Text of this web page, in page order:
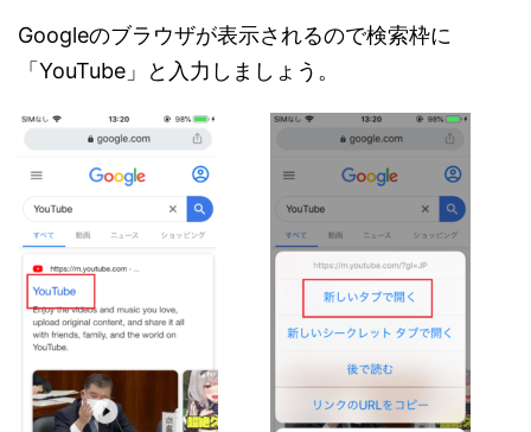
Googleのブラウザが表示されるので検索枠に
「YouTube」と入力しましょう。